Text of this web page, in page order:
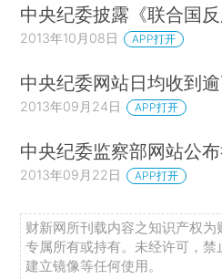
中央纪委披露《联合国
2013年10月08日 APP打开
中央纪委网站日均收到
2013年09月24日 APP打开
中央纪委监察部网站公
2013年09月22日 APP打开
财新网所刊载内容之知识产权
专属所有或持有。未经许可，禁
建立镜像等任何使用。